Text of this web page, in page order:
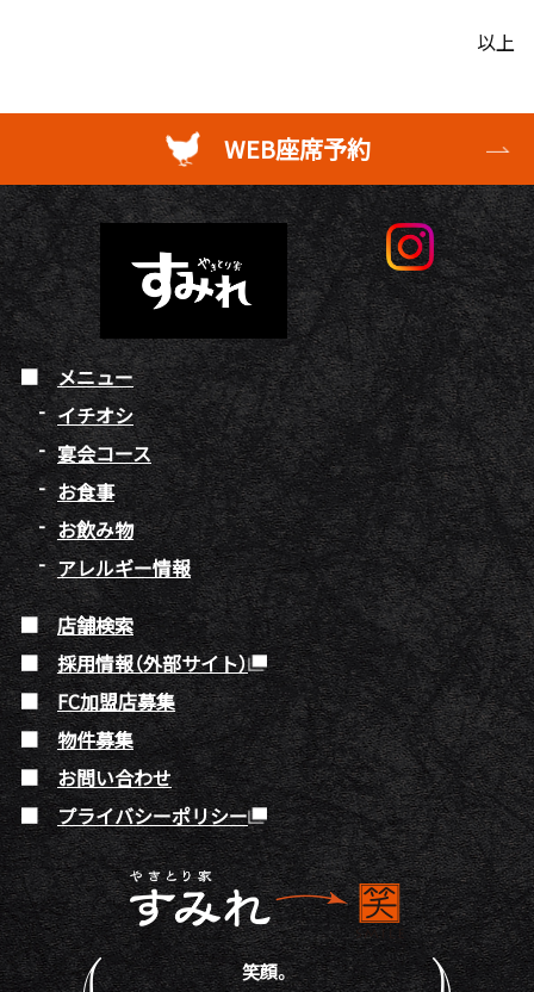
以上
WEB座席予約
メニュー
イチオシ
宴会コース
お食事
お飲み物
アレルギー情報
店舗検索
採用情報（外部サイト）
FC加盟店募集
物件募集
お問い合わせ
プライバシーポリシー
笑顔。